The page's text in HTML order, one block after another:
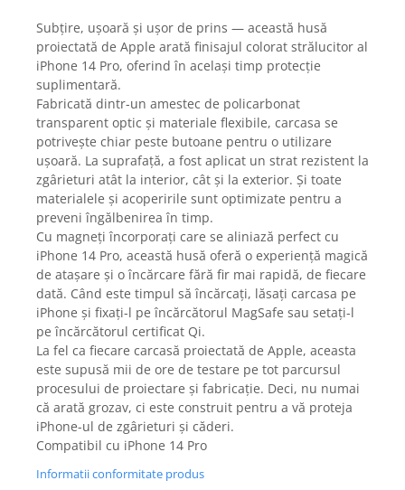
Cutii, curele si accesorii ceasuri
Genti si accesorii barbati
Genti si accesorii femei
Imbracaminte barbati
Imbracaminte femei
Imbracaminte si Incaltaminte copii
Incaltaminte barbati
Incaltaminte femei
Ochelari de soare
Ochelari de vedere
Gaming, Carti & Birotica
Birotica & Papetarie
Console, Jocuri & Accesorii
Ingrijire personala & Cosmetice
Accesorii aparate de ras electrice
Accesorii aparate hair styling
Aparate & Accesorii ingrijire
personala
Aparate cosmetice
Articole Sanatate si Wellness
Subțire, ușoară și ușor de prins — această husă
proiectată de Apple arată finisajul colorat strălucitor al
iPhone 14 Pro, oferind în același timp protecție
suplimentară.
Fabricată dintr-un amestec de policarbonat
transparent optic și materiale flexibile, carcasa se
potrivește chiar peste butoane pentru o utilizare
ușoară. La suprafață, a fost aplicat un strat rezistent la
zgârieturi atât la interior, cât și la exterior. Și toate
materialele și acoperirile sunt optimizate pentru a
preveni îngălbenirea în timp.
Cu magneți încorporați care se aliniază perfect cu
iPhone 14 Pro, această husă oferă o experiență magică
de atașare și o încărcare fără fir mai rapidă, de fiecare
dată. Când este timpul să încărcați, lăsați carcasa pe
iPhone și fixați-l pe încărcătorul MagSafe sau setați-l
pe încărcătorul certificat Qi.
La fel ca fiecare carcasă proiectată de Apple, aceasta
este supusă mii de ore de testare pe tot parcursul
procesului de proiectare și fabricație. Deci, nu numai
că arată grozav, ci este construit pentru a vă proteja
iPhone-ul de zgârieturi și căderi.
Compatibil cu iPhone 14 Pro
Informatii conformitate produs